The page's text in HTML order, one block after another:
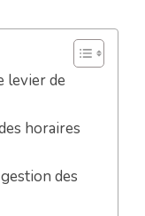
levier de
horaires
des